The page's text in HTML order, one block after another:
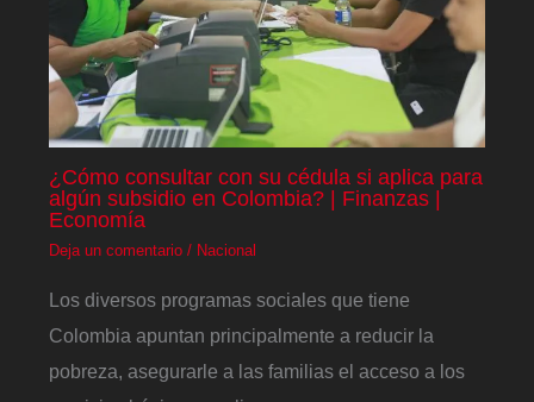
¿Cómo consultar con su cédula si aplica para
algún subsidio en Colombia? | Finanzas |
Economía
Deja un comentario / Nacional
Los diversos programas sociales que tiene
Colombia apuntan principalmente a reducir la
pobreza, asegurarle a las familias el acceso a los